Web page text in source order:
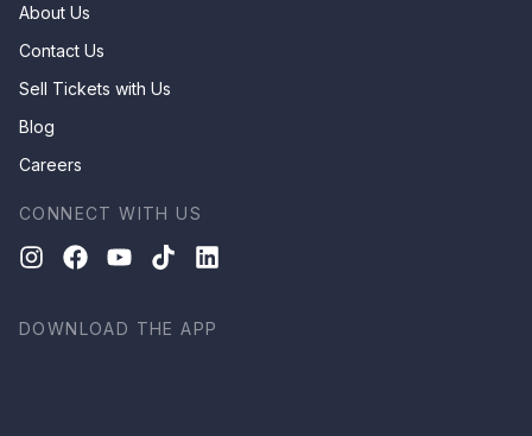
About Us
Contact Us
Sell Tickets with Us
Blog
Careers
CONNECT WITH US
DOWNLOAD THE APP